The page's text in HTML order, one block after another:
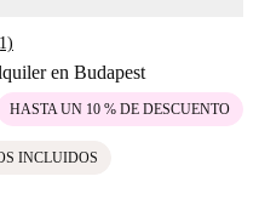
en Budapest
HASTA UN 10 % DE DESCUENTO
INCLUIDOS